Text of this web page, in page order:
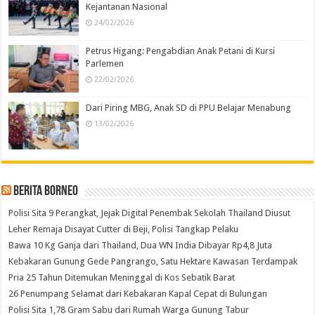
Kejantanan Nasional
24/02/2026
Petrus Higang: Pengabdian Anak Petani di Kursi
Parlemen
22/02/2026
Dari Piring MBG, Anak SD di PPU Belajar Menabung
13/02/2026
Berita Borneo
Polisi Sita 9 Perangkat, Jejak Digital Penembak Sekolah Thailand Diusut
Leher Remaja Disayat Cutter di Beji, Polisi Tangkap Pelaku
Bawa 10 Kg Ganja dari Thailand, Dua WN India Dibayar Rp4,8 Juta
Kebakaran Gunung Gede Pangrango, Satu Hektare Kawasan Terdampak
Pria 25 Tahun Ditemukan Meninggal di Kos Sebatik Barat
26 Penumpang Selamat dari Kebakaran Kapal Cepat di Bulungan
Polisi Sita 1,78 Gram Sabu dari Rumah Warga Gunung Tabur